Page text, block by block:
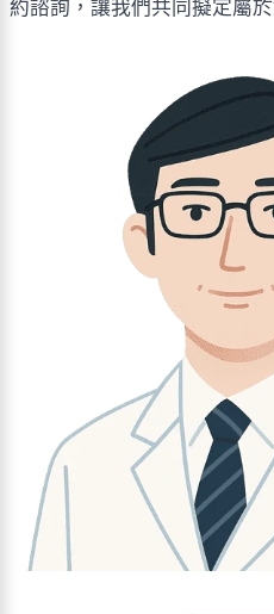
約諮詢，讓我們共同擬定屬